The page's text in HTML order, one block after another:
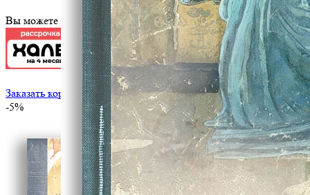
Вы можете оплатить эту книгу картой
Заказать корпоративный тираж
-5%